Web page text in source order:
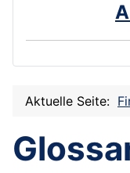
A
Aktuelle Seite: